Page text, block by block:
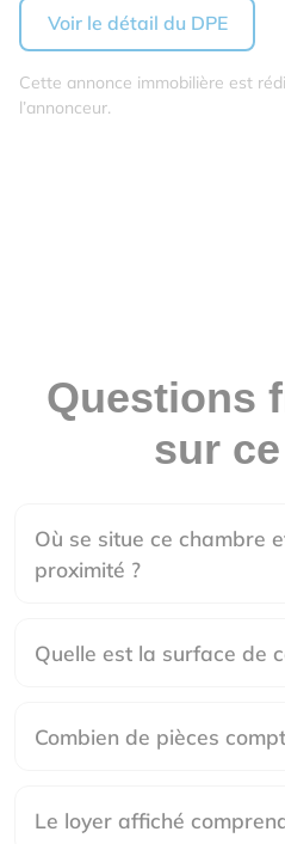
Voir le détail du DPE
Cette annonce immobilière est
l’annonceur.
Questions
sur
Où se situe ce chambre
proximité ?
Quelle est la surface de
Combien de pièces
Le loyer affiché